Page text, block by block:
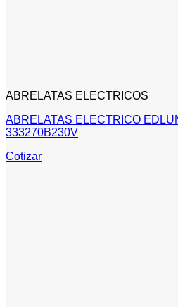
ABRELATAS ELECTRICOS
ABRELATAS ELECTRICO
333270B230V
Cotizar